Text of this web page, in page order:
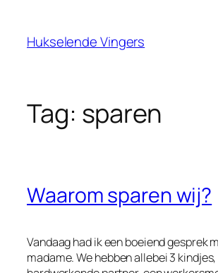
Hukselende Vingers
Tag: sparen
Waarom sparen wij?
Vandaag had ik een boeiend gesprek
madame. We hebben allebei 3